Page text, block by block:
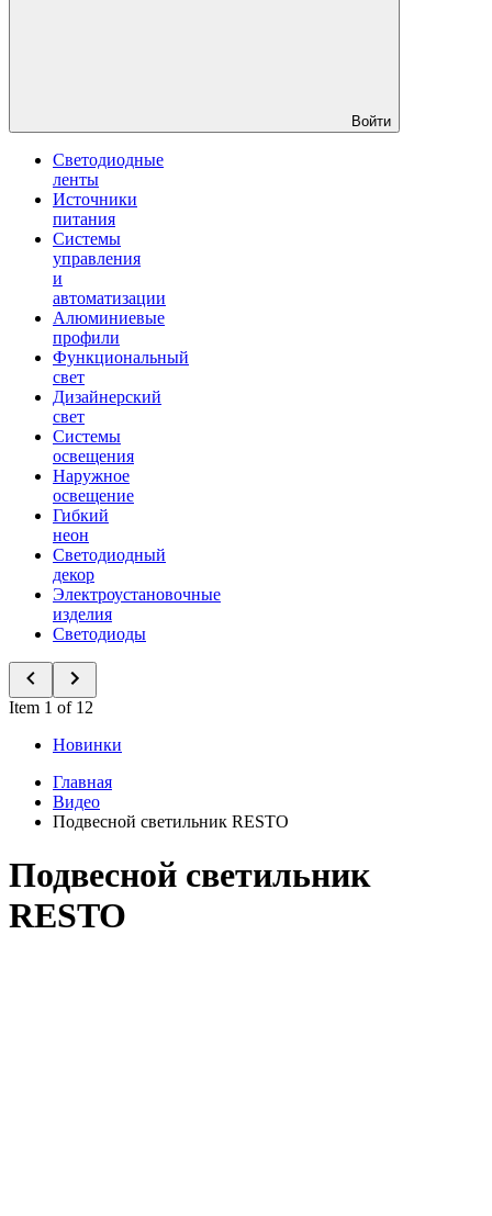
Войти
Светодиодные
ленты
Источники
питания
Системы
управления
и
автоматизации
Алюминиевые
профили
Функциональный
свет
Дизайнерский
свет
Системы
освещения
Наружное
освещение
Гибкий
неон
Светодиодный
декор
Электроустановочные
изделия
Светодиоды
Item 1 of 12
Новинки
Главная
Видео
Подвесной светильник RESTO
Подвесной светильник
RESTO